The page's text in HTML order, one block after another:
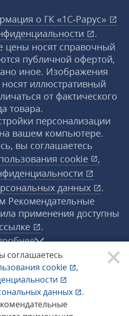
соглашаетесь
cookie
,
данных
.
о ГК «1С‑Рарус»
.
цены носят справочный
публичной офертой,
иное. Изображения
иллюстративный
от фактического
товара.
персонализации
вашем компьютере.
вы соглашаетесь
cookie
,
данных
.
Рекомендательные
применения доступны
.
®. Все права